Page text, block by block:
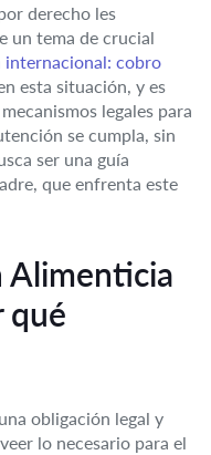
derecho les
un tema de crucial
internacional: cobro
esta situación, y es
legales para
se cumpla, sin
ser una guía
que enfrenta este
Alimenticia
qué
obligación legal y
lo necesario para el